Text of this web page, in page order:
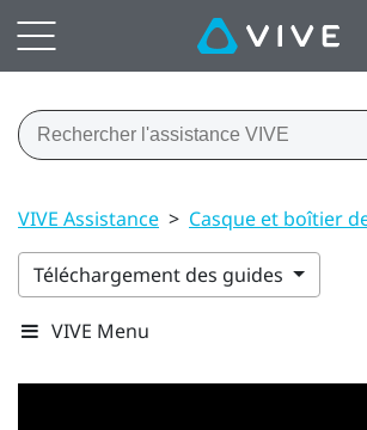
VIVE Assistance > Casque et boîtier
Téléchargement des guides
VIVE Menu